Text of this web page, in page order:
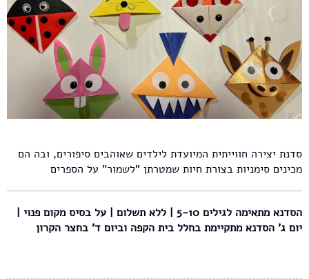
סדנת יצירה חווייתית המיועדת לילדים שאוהבים סיפורים, ובה הם
מכינים סימניות בצורת חיות שמטרתן "לשמור" על הספרים
הסדנא מתאימה לגילים 5-10 | ללא תשלום | על בסיס מקום פנוי |
יום ג' הסדנא מתקיימת בחלל בית הקפה וביום ד' בחצר הקרון